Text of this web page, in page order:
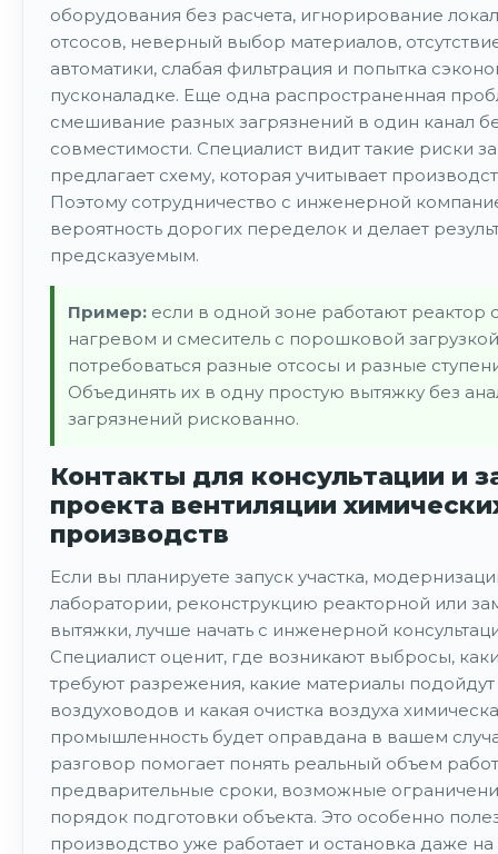
оборудования без расчета, игнорирование
отсосов, неверный выбор материалов,
автоматики, слабая фильтрация и попытка
пусконаладке. Еще одна распространенная
смешивание разных загрязнений в один канал
совместимости. Специалист видит такие риски
предлагает схему, которая учитывает
Поэтому сотрудничество с инженерной
вероятность дорогих переделок и делает
предсказуемым.
Пример: если в одной зоне работают реактор
нагревом и смеситель с порошковой
потребоваться разные отсосы и разные
Объединять их в одну простую вытяжку без
загрязнений рискованно.
Контакты для консультации и
проекта вентиляции
производств
Если вы планируете запуск участка,
лаборатории, реконструкцию реакторной или
вытяжки, лучше начать с инженерной
Специалист оценит, где возникают выбросы,
требуют разрежения, какие материалы подойдут
воздуховодов и какая очистка воздуха
промышленность будет оправдана в вашем
разговор помогает понять реальный объем
предварительные сроки, возможные
порядок подготовки объекта. Это особенно
производство уже работает и остановка даже на